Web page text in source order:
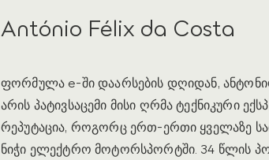
António Félix da Costa
ფორმულა e-ში დაარსების დღიდან,
არის პატივსაცემი მისი ღრმა ტექნიკური
რეპუტაცია, როგორც ერთ-ერთი ყველაზე
ნიჭი ელექტრო მოტორსპორტში. 34 წლის